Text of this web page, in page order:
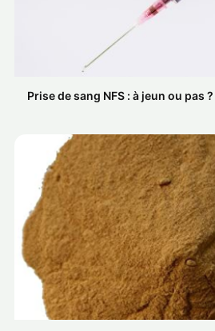
Prise de sang NFS : à jeun ou pas ?